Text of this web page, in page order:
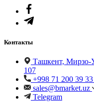
Контакты
Ташкент, Мирзо-
107
+998 71 200 39 33
sales@bmarket.uz
Telegram